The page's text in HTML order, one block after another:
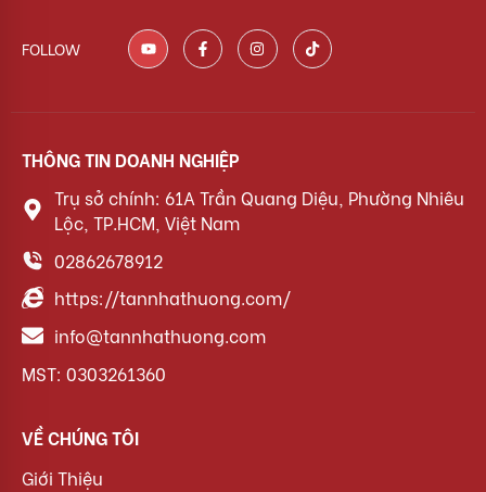
FOLLOW
THÔNG TIN DOANH NGHIỆP
Trụ sở chính: 61A Trần Quang Diệu, Phường Nhiêu
Lộc, TP.HCM, Việt Nam
02862678912
https://tannhathuong.com/
info@tannhathuong.com
MST: 0303261360
VỀ CHÚNG TÔI
Giới Thiệu